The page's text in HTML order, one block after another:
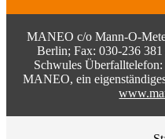
MANEO c/o Mann-O-
Berlin; Fax: 030-236
Schwules
MANEO, ein